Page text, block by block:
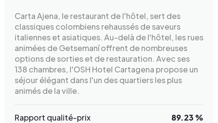
Carta Ajena, le restaurant de l'hôtel, sert des
classiques colombiens rehaussés de saveurs
italiennes et asiatiques. Au-delà de l'hôtel, les rues
animées de Getsemaní offrent de nombreuses
options de sorties et de restauration. Avec ses
138 chambres, l'OSH Hotel Cartagena propose un
séjour élégant dans l'un des quartiers les plus
animés de la ville.
Rapport qualité-prix 89.23 %